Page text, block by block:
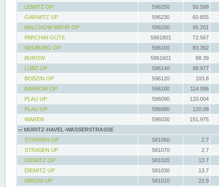
LEWITZ OP
596250
50.599
GARWITZ UP
596230
60.655
MALCHOW WEHR OP
596200
65.201
PARCHIM GÜTE
5961801
72.567
NEUBURG OP
596160
83.362
BUROW
5961601
88.39
LÜBZ OP
596140
98.977
BOBZIN OP
596120
103.8
BARKOW OP
596100
114.086
PLAU UP
596090
120.004
PLAU OP
596080
120.08
WAREN
596030
151.975
MÜRITZ-HAVEL-WASSERSTRASSE
STRASEN OP
581060
2.7
STRASEN UP
581070
2.7
DIEMITZ OP
581020
13.7
DIEMITZ UP
581030
13.7
MIROW UP
581010
22.9